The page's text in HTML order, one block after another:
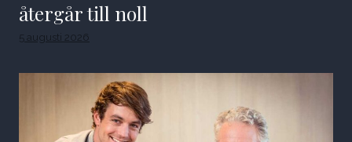
återgår till noll
5 augusti 2026